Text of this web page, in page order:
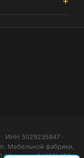
ИНН 5029235847 ·
Мебельной фабрики,
· тел. +7 (495) 150-